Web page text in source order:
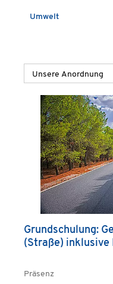
Umwelt
Grundschulung:
(Straße) inklusive
Präsenz